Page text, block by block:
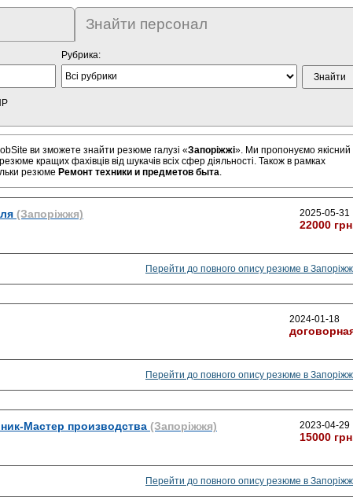
Знайти персонал
Рубрика:
ви зможете знайти резюме галузі «Запоріжжі». Ми пропонуємо якісний
кращих фахівців від шукачів всіх сфер діяльності. Також в рамках
резюме Ремонт техники и предметов быта.
(Запоріжжя) 2025-05-31
22000
Перейти до повного опису резюме в
2024-01-18
Перейти до повного опису резюме в
Мастер производства (Запоріжжя) 2023-04-29
15000
Перейти до повного опису резюме в